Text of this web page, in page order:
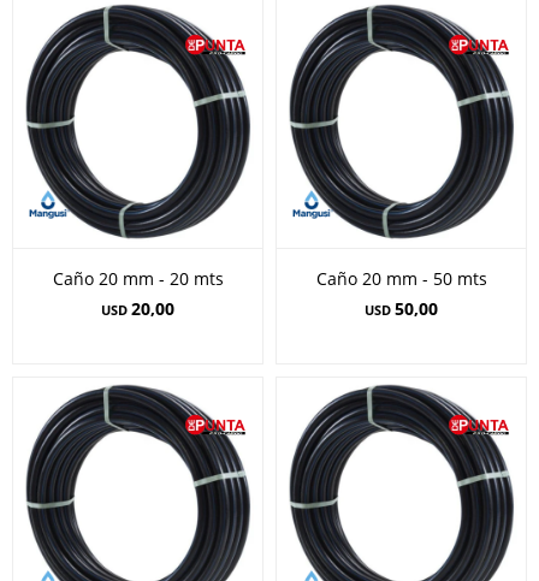
Caño 20 mm - 20 mts
USD 20,00
Caño 20 mm - 50 mts
USD 50,00